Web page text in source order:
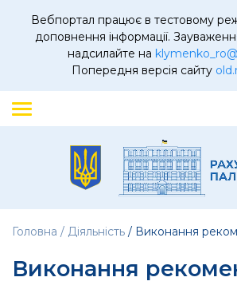
Вебпортал працює в тестовому
доповнення інформації.
надсилайте на
Попередня версія сайту
Головна Діяльність Виконання
Виконання